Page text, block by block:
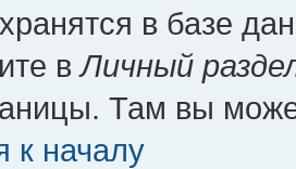
в базе
вЛичный
Там вы
к началу